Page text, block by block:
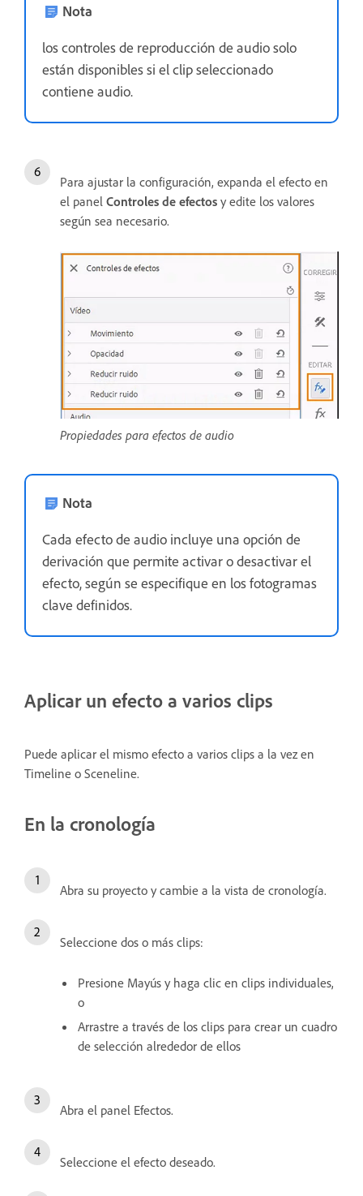
Nota
los controles de reproducción de audio solo
están disponibles si el clip seleccionado
contiene audio.
Para ajustar la configuración, expanda el efecto en
el panel Controles de efectos y edite los valores
según sea necesario.
Propiedades para efectos de audio
Nota
Cada efecto de audio incluye una opción de
derivación que permite activar o desactivar el
efecto, según se especifique en los fotogramas
clave definidos.
Aplicar un efecto a varios clips
Puede aplicar el mismo efecto a varios clips a la vez en
Timeline o Sceneline.
En la cronología
Abra su proyecto y cambie a la vista de cronología.
Seleccione dos o más clips:
Presione Mayús y haga clic en clips individuales,
o
Arrastre a través de los clips para crear un cuadro
de selección alrededor de ellos
Abra el panel Efectos.
Seleccione el efecto deseado.